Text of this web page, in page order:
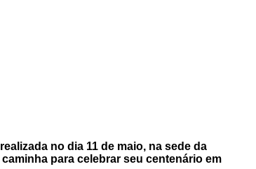
no dia 11 de maio, na sede da
para celebrar seu centenário em